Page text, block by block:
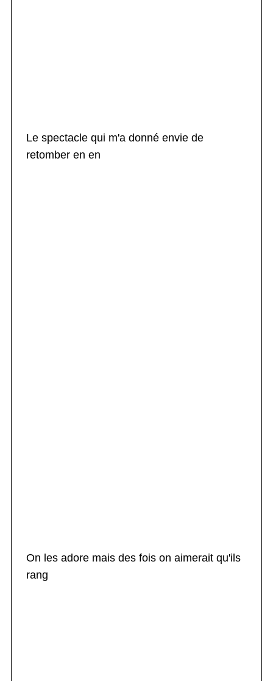
Le spectacle qui m'a donné envie de
retomber en en
On les adore mais des fois on aimerait qu'ils
rang